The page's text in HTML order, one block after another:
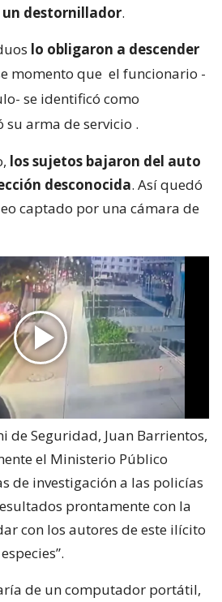
destornillador.
lo obligaron a descender
momento que el funcionario -
se identificó como
arma de servicio .
los sujetos bajaron del auto
desconocida. Así quedó
captado por una cámara de
de Seguridad, Juan Barrientos,
el Ministerio Público
de investigación a las policías
prontamente con la
con los autores de este ilícito
de un computador portátil,